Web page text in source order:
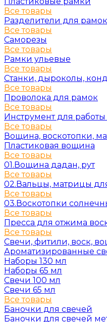
Все товары
Разделители для рамок
Все товары
Саморезы
Все товары
Рамки ульевые
Все товары
Станки, дыроколы,
Все товары
Проволока для рамок
Все товары
Инструмент для
Все товары
Вощина, воскотопки,
Пластиковая вощина
Все товары
01.Вощина дадан, рут
Все товары
02.Вальцы, матрицы
Все товары
03.Воскотопки
Все товары
Пресса для отжима
Все товары
Свечи, фитили, воск,
Ароматизированные
Наборы 130 мл
Наборы 65 мл
Свечи 100 мл
Свечи 65 мл
Все товары
Баночки для свечей
Баночки для свечей